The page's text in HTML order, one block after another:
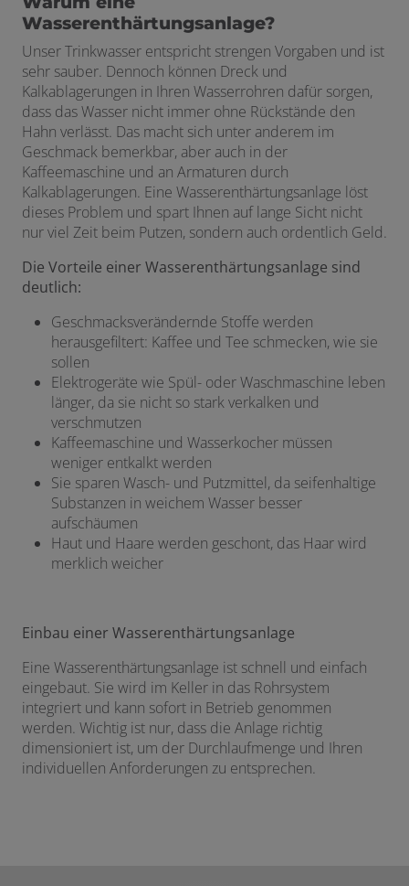
Wasserenthärtungsanlage?
Unser Trinkwasser entspricht strengen Vorgaben und ist
sehr sauber. Dennoch können Dreck und
Kalkablagerungen in Ihren Wasserrohren dafür sorgen,
dass das Wasser nicht immer ohne Rückstände den
Hahn verlässt. Das macht sich unter anderem im
Geschmack bemerkbar, aber auch in der
Kaffeemaschine und an Armaturen durch
Kalkablagerungen. Eine Wasserenthärtungsanlage löst
dieses Problem und spart Ihnen auf lange Sicht nicht
nur viel Zeit beim Putzen, sondern auch ordentlich Geld.
Die Vorteile einer Wasserenthärtungsanlage sind
deutlich:
Geschmacksverändernde Stoffe werden
herausgefiltert: Kaffee und Tee schmecken, wie sie
sollen
Elektrogeräte wie Spül- oder Waschmaschine leben
länger, da sie nicht so stark verkalken und
verschmutzen
Kaffeemaschine und Wasserkocher müssen
weniger entkalkt werden
Sie sparen Wasch- und Putzmittel, da seifenhaltige
Substanzen in weichem Wasser besser
aufschäumen
Haut und Haare werden geschont, das Haar wird
merklich weicher
Einbau einer Wasserenthärtungsanlage
Eine Wasserenthärtungsanlage ist schnell und einfach
eingebaut. Sie wird im Keller in das Rohrsystem
integriert und kann sofort in Betrieb genommen
werden. Wichtig ist nur, dass die Anlage richtig
dimensioniert ist, um der Durchlaufmenge und Ihren
individuellen Anforderungen zu entsprechen.